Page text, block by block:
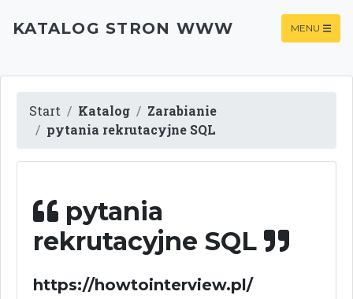
KATALOG STRON WWW MENU
Start Katalog
Zarabianie
pytania rekrutacyjne SQL
pytania
rekrutacyjne SQL
https://howtointerview.pl/